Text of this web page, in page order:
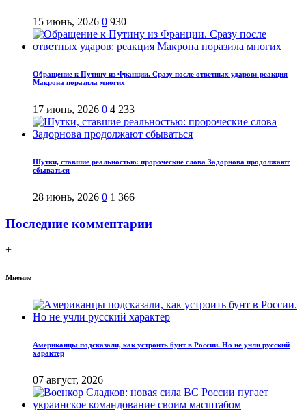
15 июнь, 2026 0 930
Обращение к Путину из Франции. Сразу после ответных ударов: реакция
Макрона поразила многих
17 июнь, 2026 0 4 233
Шутки, ставшие реальностью: пророческие слова Задорнова продолжают
сбываться
28 июнь, 2026 0 1 366
Последние комментарии
+
Мнение
Американцы подсказали, как устроить бунт в России. Но не учли русский
характер
07 август, 2026